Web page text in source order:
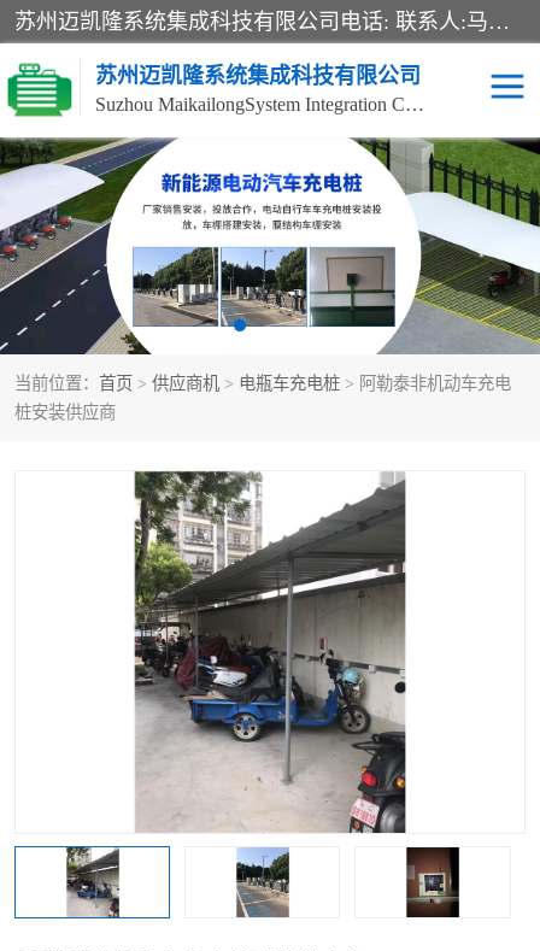
苏州迈凯隆系统集成科技有限公司电话: 联系人:马杰森 销售安装视频监控、报警系统、电话交换机、门禁考勤、巡更系统、呼叫对讲系统、停车场道闸、智能家居、广播系统、综合布线、办公设备、电子商务软件、网络工程、酒店门锁系列 系统集成、VOD视频点播、LED显示屏、节能产品、USP电源、收银机等弱电及智能化项目。
苏州迈凯隆系统集成科技有限公司
Suzhou MaikailongSystem Integration Co., Ltd.
当前位置： 首页 > 供应商机 > 电瓶车充电桩 > 阿勒泰非机动车充电
桩安装供应商
非机动车充电桩 电瓶车充电桩
电动自行车充电桩 两轮电动车充电桩
充电桩